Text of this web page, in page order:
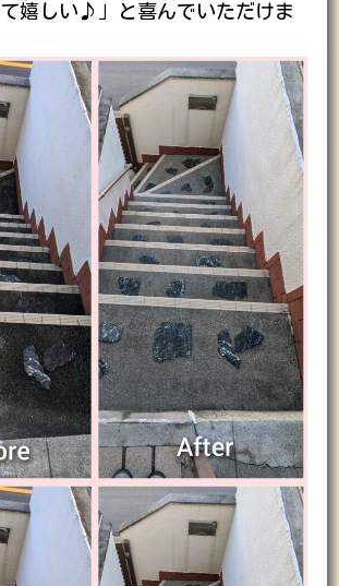
嬉しい♪」と喜んでいただけま